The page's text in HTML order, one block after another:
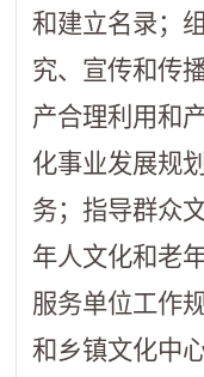
和建立名录；
究、宣传和传
产合理利用和
化事业发展规
务；指导群众
年人文化和老
服务单位工作
和乡镇文化中